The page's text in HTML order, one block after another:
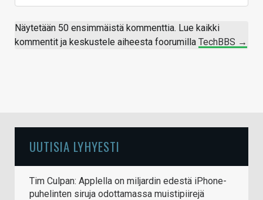
Näytetään 50 ensimmäistä kommenttia. Lue kaikki
kommentit ja keskustele aiheesta foorumilla TechBBS →
UUTISIA LYHYESTI
Tim Culpan: Applella on miljardin edestä iPhone-
puhelinten siruja odottamassa muistipiirejä